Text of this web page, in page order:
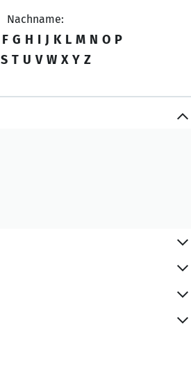
Nachname:
F G H I J K L M N O P
S T U V W X Y Z